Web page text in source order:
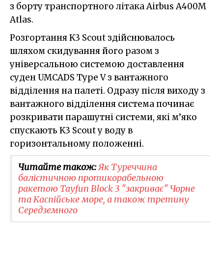
з борту транспортного літака Airbus A400M
Atlas.
Розгортання K3 Scout здійснювалось
шляхом скидування його разом з
універсальною системою доставлення
суден UMCADS Type V з вантажного
відділення на палеті. Одразу після виходу з
вантажного відділення система починає
розкривати парашутні системи, які м’яко
спускають K3 Scout у воду в
горизонтальному положенні.
Читайте також:Як Туреччина
балістичною протикорабельною
ракетою Tayfun Block 3 "закриває" Чорне
та Каспійське море, а також третину
Середземного